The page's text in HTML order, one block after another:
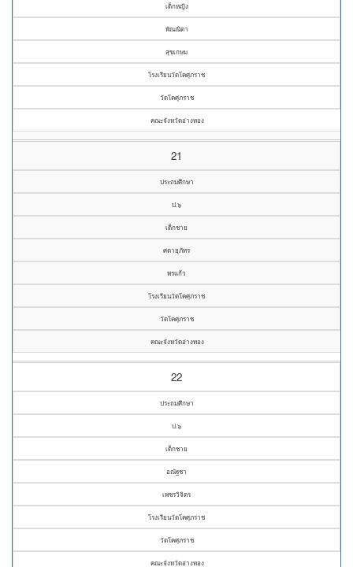
เด็กหญิง
พัณณิตา
สุขเกษม
โรงเรียนวัดโคศุภราช
วัดโคศุภราช
คณะจังหวัดอ่างทอง
21
ประถมศึกษา
ป.๖
เด็กชาย
ศตายุภัทร
พรแก้ว
โรงเรียนวัดโคศุภราช
วัดโคศุภราช
คณะจังหวัดอ่างทอง
22
ประถมศึกษา
ป.๖
เด็กชาย
อณัฐชา
เพชรวิจิตร
โรงเรียนวัดโคศุภราช
วัดโคศุภราช
คณะจังหวัดอ่างทอง